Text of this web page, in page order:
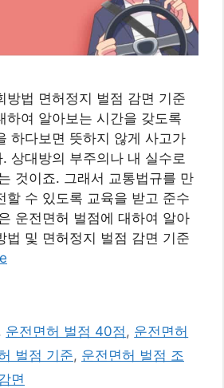
방법 면허정지 벌점 감면 기준
하여 알아보는 시간을 갖도록
하다보면 뜻하지 않게 사고가
상대방의 부주의나 내 실수로
것이죠. 그래서 교통법규를 만
할 수 있도록 교육을 받고 준수
운전면허 벌점에 대하여 알아
법 및 면허정지 벌점 감면 기준
, 운전면허 벌점 40점 , 운전면허
벌점 기준, 운전면허 벌점 조
면